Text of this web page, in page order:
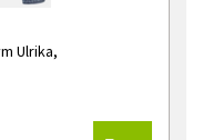
Ulrika,